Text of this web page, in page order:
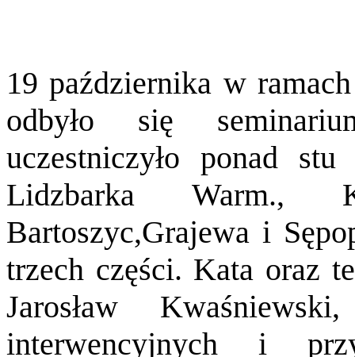
19 października w
odbyło się
uczestniczyło ponad
Lidzbarka Warm.,
Bartoszyc,Grajewa i
trzech części. Kata oraz
Jarosław
interwencyjnych i